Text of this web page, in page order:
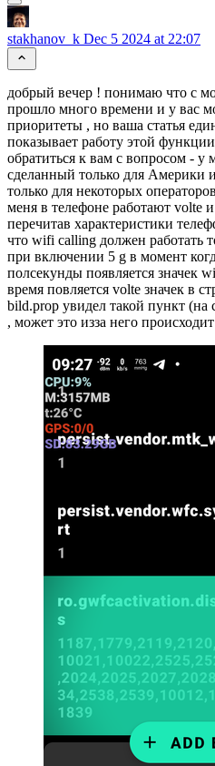
stakhanov_k Dec 5 2024 at 22:07
добрый вечер ! понимаю что с
прошло много времени и у вас
приоритеты , но ваша статья
показывает работу этой
обратиться к вам с вопросом - у
сделанный только для Америки
только для некоторых
меня в телефоне работают volte
перечитав характеристики
что wifi calling должен работать
при включении 5 g в момент
полсекунды появляется значек
время повляется volte значек в
bild.prop увидел такой пункт
, может это изза него